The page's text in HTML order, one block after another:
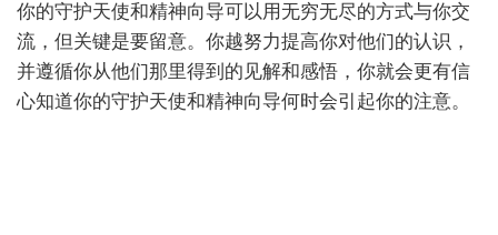
你的守护天使和精神向导可以用无穷无尽的方式与你交
流，但关键是要留意。你越努力提高你对他们的认识，
并遵循你从他们那里得到的见解和感悟，你就会更有信
心知道你的守护天使和精神向导何时会引起你的注意。